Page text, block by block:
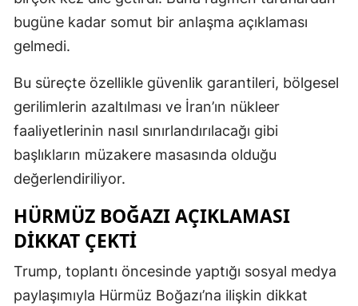
bugüne kadar somut bir anlaşma açıklaması
gelmedi.
Bu süreçte özellikle güvenlik garantileri, bölgesel
gerilimlerin azaltılması ve İran’ın nükleer
faaliyetlerinin nasıl sınırlandırılacağı gibi
başlıkların müzakere masasında olduğu
değerlendiriliyor.
HÜRMÜZ BOĞAZI AÇIKLAMASI
DIKKAT ÇEKTI
Trump, toplantı öncesinde yaptığı sosyal medya
paylaşımıyla Hürmüz Boğazı’na ilişkin dikkat